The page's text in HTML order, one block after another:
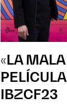
«LA
IBZCF23